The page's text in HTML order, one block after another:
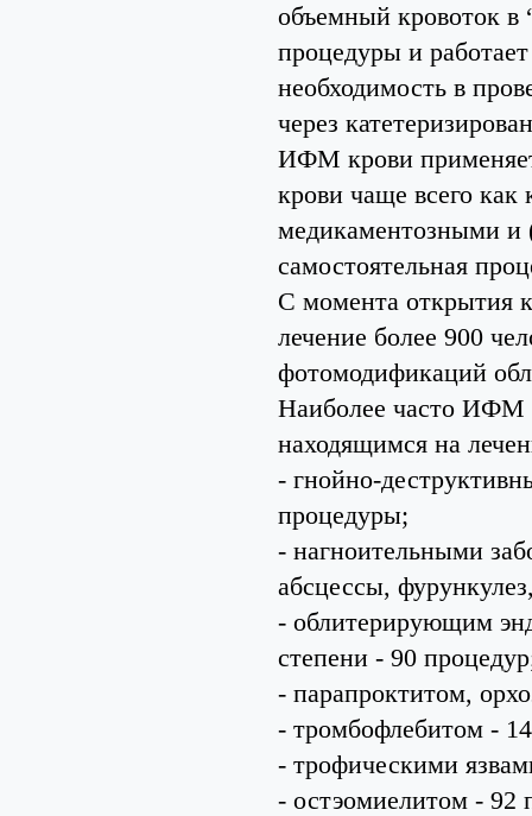
объемный кровоток в
процедуры и
необходимость в
через
ИФМ крови
крови чаще всего
медикаментозными и
самостоятельная
С момента открытия
лечение более 900
фотомодификаций
Наиболее часто ИФМ
находящимся на
- гнойно-
процедуры;
- нагноительными
абсцессы,
- облитерирующим
степени - 90
- парапроктитом,
- тромбофлебитом -
- трофическими
- остэомиелитом - 92